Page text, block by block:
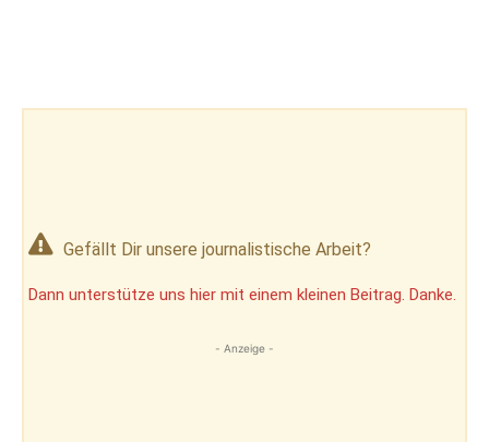
Gefällt Dir unsere journalistische Arbeit?
Dann unterstütze uns hier mit einem kleinen Beitrag. Danke.
- Anzeige -